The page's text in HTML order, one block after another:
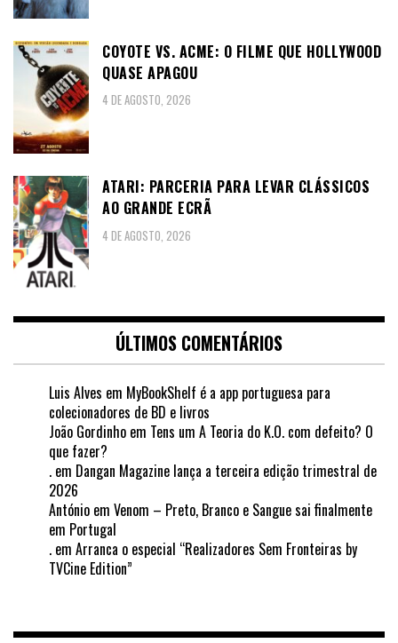
COYOTE VS. ACME: O FILME QUE HOLLYWOOD
QUASE APAGOU
4 DE AGOSTO, 2026
ATARI: PARCERIA PARA LEVAR CLÁSSICOS
AO GRANDE ECRÃ
4 DE AGOSTO, 2026
ÚLTIMOS COMENTÁRIOS
Luis Alves em MyBookShelf é a app portuguesa para
colecionadores de BD e livros
João Gordinho em Tens um A Teoria do K.O. com defeito? O
que fazer?
. em Dangan Magazine lança a terceira edição trimestral de
2026
António em Venom – Preto, Branco e Sangue sai finalmente
em Portugal
. em Arranca o especial “Realizadores Sem Fronteiras by
TVCine Edition”